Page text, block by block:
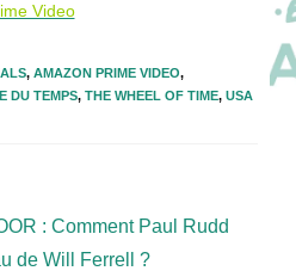
Video
, AMAZON PRIME VIDEO,
DU TEMPS, THE WHEEL OF TIME, USA
: Comment Paul Rudd
de Will Ferrell ?